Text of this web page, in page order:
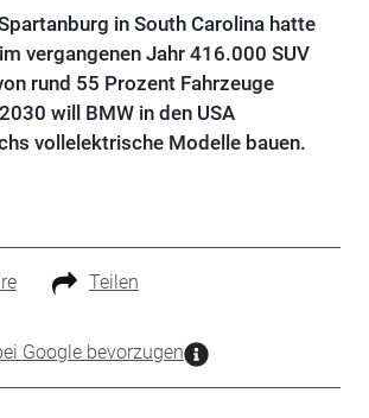
in South Carolina hatte
vergangenen Jahr 416.000 SUV
rund 55 Prozent Fahrzeuge
will BMW in den USA
vollelektrische Modelle bauen.
Teilen
Google bevorzugen